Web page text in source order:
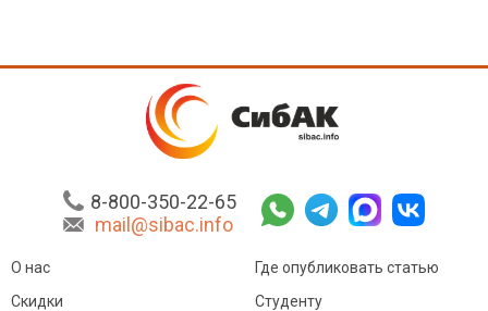
8-800-350-22-65
mail@sibac.info
О нас
Скидки
Где опубликовать статью
Студенту